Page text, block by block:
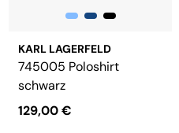
KARL LAGERFELD
745005 Poloshirt
schwarz
129,00 €